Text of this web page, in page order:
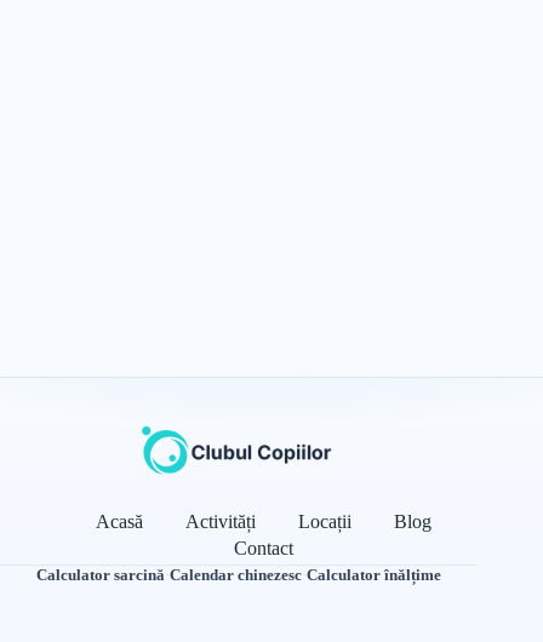
Acasă Activități Locații
Blog
Contact
Calculator sarcină·Calendar chinezesc·Calculator înălțime